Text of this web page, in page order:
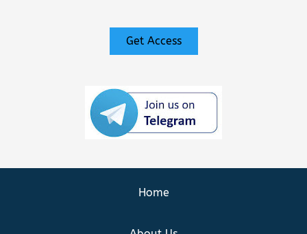
Get Access
Home